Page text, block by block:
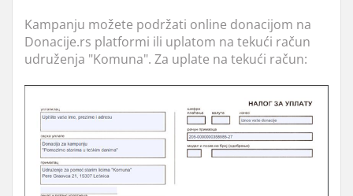
Kampanju možete podržati online donacijom na
Donacije.rs platformi ili uplatom na tekući račun
udruženja "Komuna". Za uplate na tekući račun: